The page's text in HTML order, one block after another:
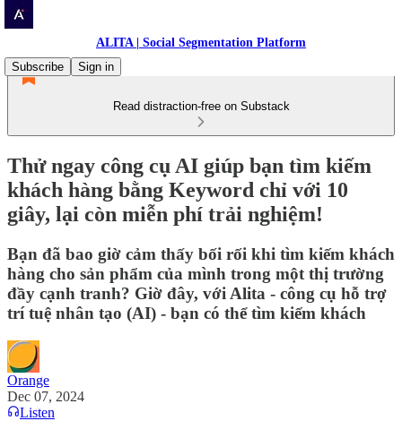
ALITA | Social Segmentation Platform
Subscribe
Sign in
Read distraction-free on Substack
Thử ngay công cụ AI giúp bạn tìm kiếm
khách hàng bằng Keyword chỉ với 10
giây, lại còn miễn phí trải nghiệm!
Bạn đã bao giờ cảm thấy bối rối khi tìm kiếm khách
hàng cho sản phẩm của mình trong một thị trường
đầy cạnh tranh? Giờ đây, với Alita - công cụ hỗ trợ
trí tuệ nhân tạo (AI) - bạn có thể tìm kiếm khách
Orange
Dec 07, 2024
Listen